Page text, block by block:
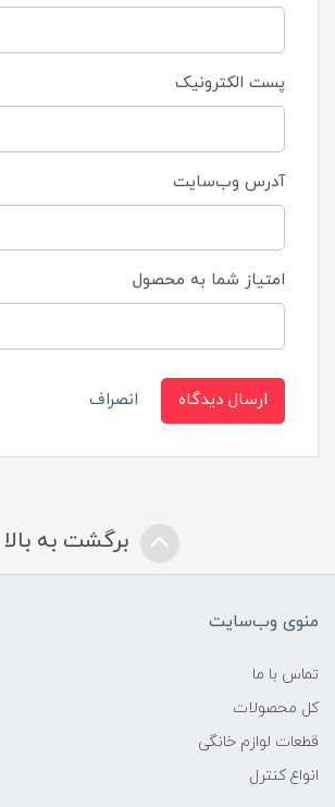
پست الکترونیک
آدرس وب‌سایت
امتیاز شما به محصول
ارسال دیدگاه انصراف
برگشت به بالا
منوی وب‌سایت
تماس با ما
کل محصولات
قطعات لوازم خانگی
انواع کنترل